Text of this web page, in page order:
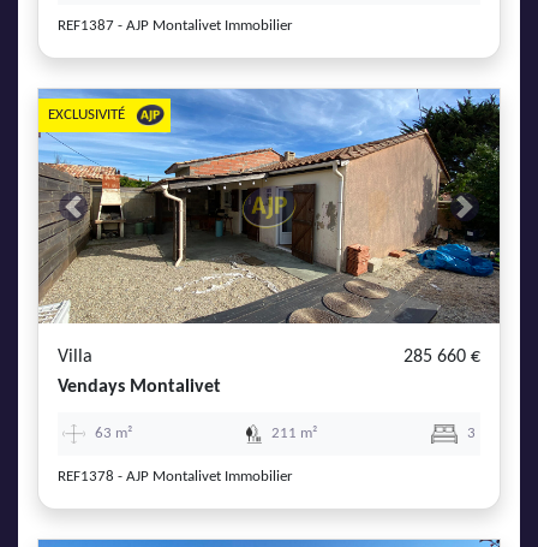
REF1387 - AJP Montalivet Immobilier
Previous Next
EXCLUSIVITÉ
Villa
285 660 €
Vendays Montalivet
63 m² 211 m² 3
REF1378 - AJP Montalivet Immobilier